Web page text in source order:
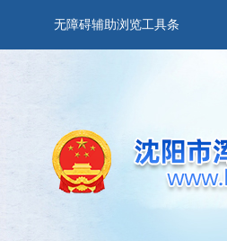
无障碍辅助浏览工具条